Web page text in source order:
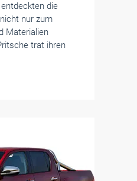
die
nur zum
Materialien
trat ihren